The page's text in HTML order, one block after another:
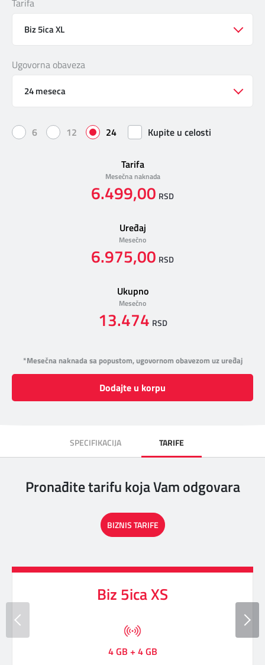
DIGITALNI SERVISI
TELEFONSKI IMENIK
KONTAKTIRAJTE NAS
MAPA BRZINA
Tarifa
Biz 5ica XL
Ugovorna obaveza
24 meseca
6 12 24 Kupite u celosti
Tarifa
Mesečna naknada
6.499,00 RSD
Uređaj
Mesečno
6.975,00 RSD
Ukupno
Mesečno
13.474 RSD
*Mesečna naknada sa popustom, ugovornom obavezom uz uređaj
Dodajte u korpu
SPECIFIKACIJA TARIFE
Pronađite tarifu koja Vam odgovara
BIZNIS TARIFE
Biz 5ica XS
4 GB + 4 GB